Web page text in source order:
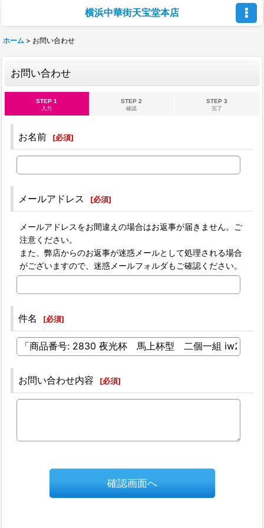
横浜中華街天宝堂本店
ホーム > お問い合わせ
お問い合わせ
STEP 1
入力
STEP 2
確認
STEP 3
完了
お名前 [必須]
メールアドレス [必須]
メールアドレスをお間違えの場合はお返事が届きません。ご
注意ください。
また、弊店からのお返事が迷惑メールとして処理される場合
がございますので、迷惑メールフォルダもご確認ください。
件名 [必須]
お問い合わせ内容 [必須]
確認画面へ